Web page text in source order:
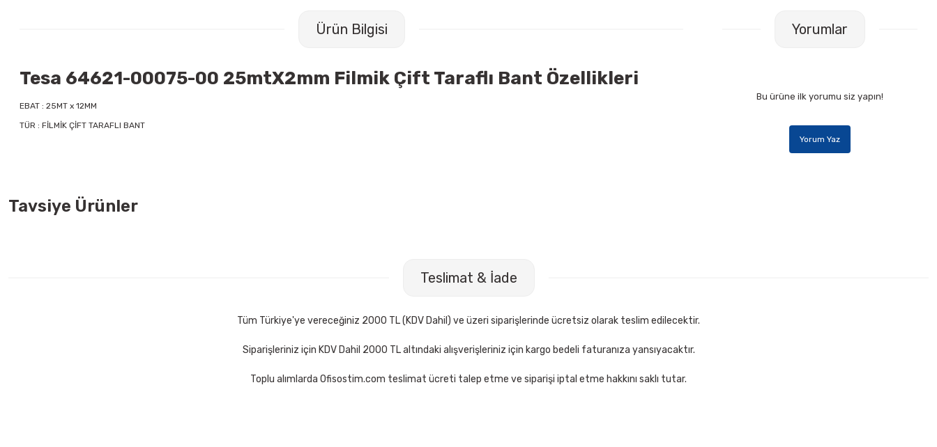
Ürün Bilgisi
Tesa 64621-00075-00 25mtX2mm Filmik Çift Taraflı Bant Özellikleri
EBAT : 25MT x 12MM
TÜR : FİLMİK ÇİFT TARAFLI BANT
Yorumlar
Bu ürüne ilk yorumu siz yapın!
Yorum Yaz
Tavsiye Ürünler
Sepete Ekle
Sepete Ekle
Mas 740 33 mt Force Kırmızı Bant Kesme Makinesi Mas 740 33 mt Force Siyah Bant Kesme Makinesi
Teslimat & İade
Tüm Türkiye'ye vereceğiniz 2000 TL (KDV Dahil) ve üzeri siparişlerinde ücretsiz olarak teslim edilecektir.
Siparişleriniz için KDV Dahil 2000 TL altındaki alışverişleriniz için kargo bedeli faturanıza yansıyacaktır.
Toplu alımlarda Ofisostim.com teslimat ücreti talep etme ve siparişi iptal etme hakkını saklı tutar.